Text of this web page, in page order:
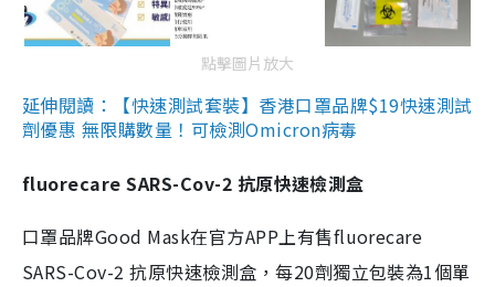
點擊圖片放大
延伸閱讀：【快速測試套裝】香港口罩品牌$19快速測試
劑優惠 無限購數量！可檢測Omicron病毒
fluorecare SARS-Cov-2 抗原快速檢測盒
口罩品牌Good Mask在官方APP上有售fluorecare
SARS-Cov-2 抗原快速檢測盒，每20劑獨立包裝為1個單